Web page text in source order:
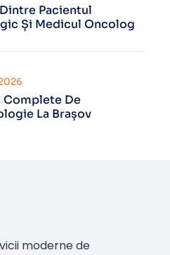
Pacientul
Și Medicul Oncolog
Complete De
La Brașov
moderne de